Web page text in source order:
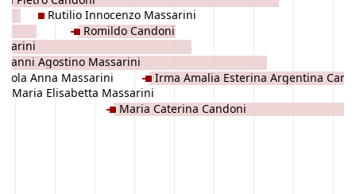
Agostino Massarini
Anna Massarini
Maria Elisabetta Massarini
Rutilio Innocenzo Massarini
Romildo Candoni
Maria Caterina Candoni
Irma Amalia Esterina Argentina